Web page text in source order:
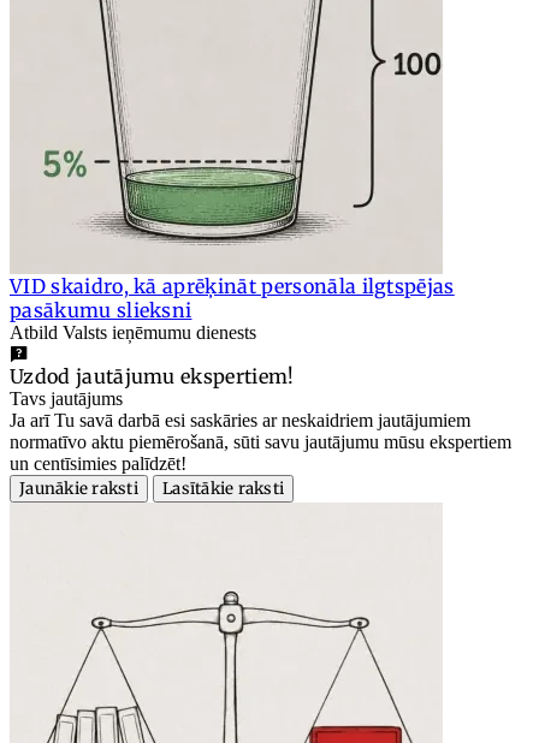
VID skaidro, kā aprēķināt personāla ilgtspējas
pasākumu slieksni
Atbild Valsts ieņēmumu dienests
Uzdod jautājumu ekspertiem!
Tavs jautājums
Ja arī Tu savā darbā esi saskāries ar neskaidriem jautājumiem
normatīvo aktu piemērošanā, sūti savu jautājumu mūsu ekspertiem
un centīsimies palīdzēt!
Jaunākie raksti
Lasītākie raksti